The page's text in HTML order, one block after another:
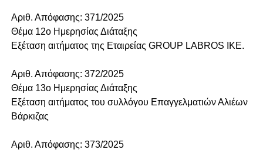
Αριθ. Απόφασης: 371/2025
Θέμα 12o Ημερησίας Διάταξης
Εξέταση αιτήματος της Εταιρείας GROUP LABROS IKE.
Αριθ. Απόφασης: 372/2025
Θέμα 13o Ημερησίας Διάταξης
Εξέταση αιτήματος του συλλόγου Επαγγελματιών Αλιέων
Βάρκιζας
Αριθ. Απόφασης: 373/2025